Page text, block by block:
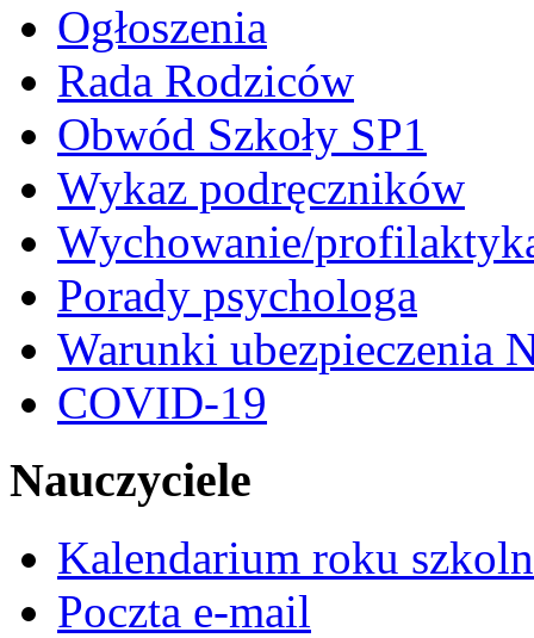
Ogłoszenia
Rada Rodziców
Obwód Szkoły SP1
Wykaz podręczników
Wychowanie/
Porady psychologa
Warunki ubezpieczenia
COVID-19
Nauczyciele
Kalendarium roku
Poczta e-mail